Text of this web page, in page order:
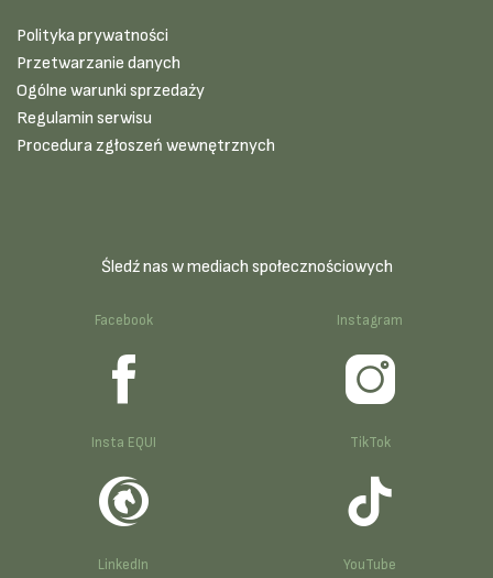
Polityka prywatności
Przetwarzanie danych
Ogólne warunki sprzedaży
Regulamin serwisu
Procedura zgłoszeń wewnętrznych
Śledź nas w mediach społecznościowych
Facebook Instagram
Insta EQUI TikTok
LinkedIn YouTube